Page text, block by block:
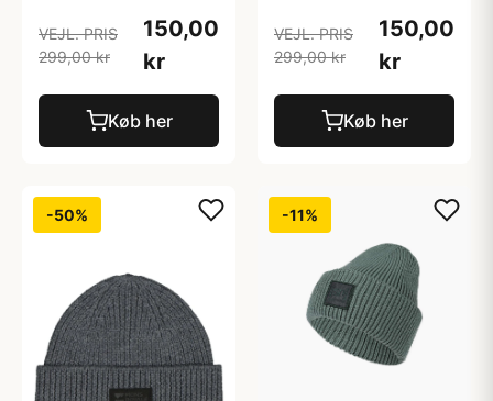
VEJL. PRIS
299,00 kr
150,00
kr
Køb her
VEJL. PRIS
299,00 kr
150,00
kr
Køb her
-50% -11%